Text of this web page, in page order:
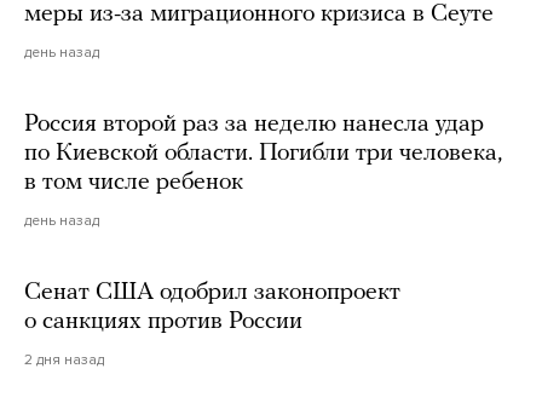
меры из-за миграционного кризиса в Сеуте
день назад
Россия второй раз за неделю нанесла удар
по Киевской области. Погибли три человека,
в том числе ребенок
день назад
Сенат США одобрил законопроект
о санкциях против России
2 дня назад